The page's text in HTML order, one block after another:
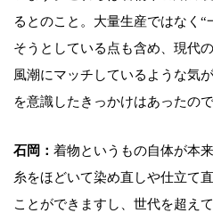
るとのこと。大量生産ではなく“
そうとしている点も含め、現代
風潮にマッチしているような気
を意識したきっかけはあったの
石岡： 着物というもの自体が本
糸をほどいて染め直しや仕立て
ことができますし、世代を超え